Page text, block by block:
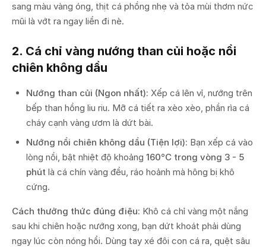
sang màu vàng óng, thịt cá phồng nhẹ và tỏa mùi thơm nức
mũi là vớt ra ngay liền đi nè.
2. Cá chỉ vàng nướng than củi hoặc nồi
chiên không dầu
Nướng than củi (Ngon nhất): Xếp cá lên vỉ, nướng trên
bếp than hồng liu riu. Mỡ cá tiết ra xèo xèo, phần rìa cá
cháy cạnh vàng ươm là dứt bài.
Nướng nồi chiên không dầu (Tiện lợi): Bạn xếp cá vào
lòng nồi, bật nhiệt độ khoảng 160°C trong vòng 3 - 5
phút là cá chín vàng đều, ráo hoảnh mà hông bị khô
cứng.
Cách thưởng thức đúng điệu: Khô cá chỉ vàng một nắng
sau khi chiên hoặc nướng xong, bạn dứt khoát phải dùng
ngay lúc còn nóng hổi. Dùng tay xé đôi con cá ra, quệt sâu